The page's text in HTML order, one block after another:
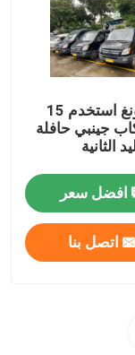
الملك لونغ استخدم 15
جينبي حافلة
الثانية
افضل سعر
اتصل بنا